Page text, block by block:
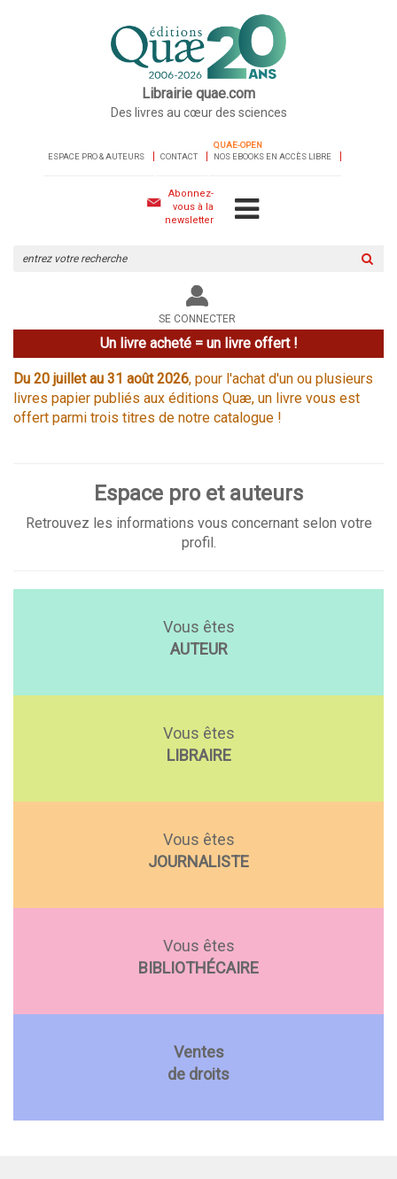
Librairie quae.com
Des livres au cœur des sciences
ESPACE PRO & AUTEURS CONTACT
QUAE-OPEN
NOS EBOOKS EN ACCÈS LIBRE
Abonnez-
vous à la
newsletter
le
site
SE CONNECTER
Un livre acheté = un livre offert !
Du 20 juillet au 31 août 2026, pour l'achat d'un ou plusieurs
livres papier publiés aux éditions Quæ, un livre vous est
offert parmi trois titres de notre catalogue !
Espace pro et auteurs
Retrouvez les informations vous concernant selon votre
profil.
Vous êtes
AUTEUR
Vous êtes
LIBRAIRE
Vous êtes
JOURNALISTE
Vous êtes
BIBLIOTHÉCAIRE
Ventes
de droits